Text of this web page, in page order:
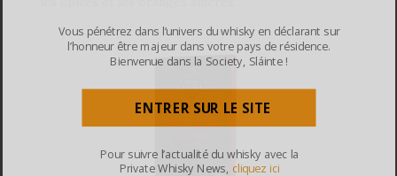
Vous pénétrez dans l’univers du whisky en déclarant sur
l’honneur être majeur dans votre pays de résidence.
Bienvenue dans la Society, Sláinte !
ENTRER SUR LE SITE
Pour suivre l’actualité du whisky avec la
Private Whisky News, cliquez ici